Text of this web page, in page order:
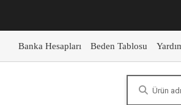
Banka Hesapları Beden Tablosu